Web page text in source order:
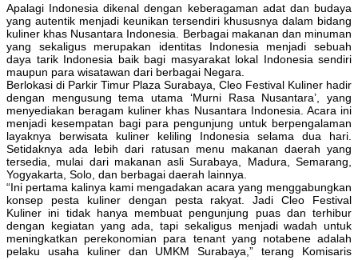
Apalagi Indonesia dikenal dengan keberagaman adat dan budaya
yang autentik menjadi keunikan tersendiri khususnya dalam bidang
kuliner khas Nusantara Indonesia. Berbagai makanan dan minuman
yang sekaligus merupakan identitas Indonesia menjadi sebuah
daya tarik Indonesia baik bagi masyarakat lokal Indonesia sendiri
maupun para wisatawan dari berbagai Negara.
Berlokasi di Parkir Timur Plaza Surabaya, Cleo Festival Kuliner hadir
dengan mengusung tema utama ‘Murni Rasa Nusantara’, yang
menyediakan beragam kuliner khas Nusantara Indonesia. Acara ini
menjadi kesempatan bagi para pengunjung untuk berpengalaman
layaknya berwisata kuliner keliling Indonesia selama dua hari.
Setidaknya ada lebih dari ratusan menu makanan daerah yang
tersedia, mulai dari makanan asli Surabaya, Madura, Semarang,
Yogyakarta, Solo, dan berbagai daerah lainnya.
“Ini pertama kalinya kami mengadakan acara yang menggabungkan
konsep pesta kuliner dengan pesta rakyat. Jadi Cleo Festival
Kuliner ini tidak hanya membuat pengunjung puas dan terhibur
dengan kegiatan yang ada, tapi sekaligus menjadi wadah untuk
meningkatkan perekonomian para tenant yang notabene adalah
pelaku usaha kuliner dan UMKM Surabaya,” terang Komisaris